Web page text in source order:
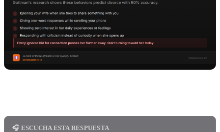
🎧 ESCUCHA ESTA RESPUESTA